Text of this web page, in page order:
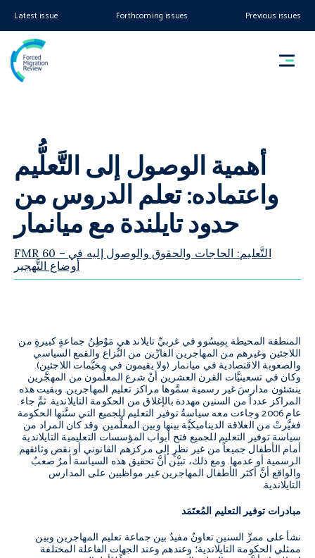
Latest issue Forthcoming issues Previous issues
أهمية الوصول إلى التَّعلُّيم
واعتماده: تعلم الدروس من
حدود تايلندة مع ميانمار
FMR 60 – التَّعليم: الحاجات والحقوق والوصول إليه في
أوضاع التَّهجير
المنطقة المحيطة بِمِيسُوو في غربيِّ تايلاند هي مَوْطِنُ جماعةٍ كبيرةٍ من
اللاجئين وغيرهم من المهاجرين الفارِّين من النِّزاع والقمع السياسي
والصعوبة الاقتصادية في ميانمار (ولا يقيمون في مخيَّمات اللاجئين).
وكان في تسعينيَّات القرن العشرين أنْ شرع المعلِّمون من المهجَّرين
ينشئون مدارسَ غير رسمية سمَّوها مراكز تعليم المهاجرين. وبقيت هذه
المراكز عدداً من السنين مهددة بالإغلاق من الحكومة التايلاندية. ثمَّ جاء
عام 2006 وجاءت معه سياسةُ توفير التعليم للجميع التي سنَّتها الحكومة
فغيَّرتْ من العلاقة الديناميكيَّة بينها وبين المعلِّمين. وقد كان المراد من
سياسة توفير التعليم للجميع فتح أبواب المؤسسات التعليمية التايلاندية
أمام الأطفال جميعاً من غير نظرٍ إلى مركزهم القانوني أو نقص وثائقهم
الرسمية أو عدمها. ومع ذلك، تبيَّن أنَّ تحقيق هذه السياسة أمرٌ صعبٌ
والواقع أنَّ أكثر الأطفال المهاجرين غير مواظبين على المدارس
التايلاندية.
مبادرات توفير التعليم المُعتَمَد
نشأ على ممرِّ السنين تعاونٌ مفيدٌ بين جماعة تعليم المهاجرين وبين
ممثلي الحكومة التايلاندية؛ وعندهم وعند الجهات الفاعلة المختلفة